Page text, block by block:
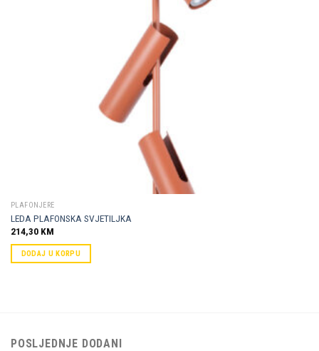
PLAFONJERE
LEDA PLAFONSKA SVJETILJKA
214,30 KM
DODAJ U KORPU
POSLJEDNJE DODANI